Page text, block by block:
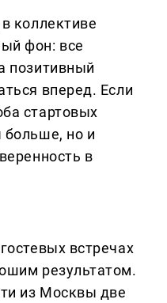
коллективе
фон: все
позитивный
вперед. Если
стартовых
но и
в
встречах
результатом.
из Москвы две